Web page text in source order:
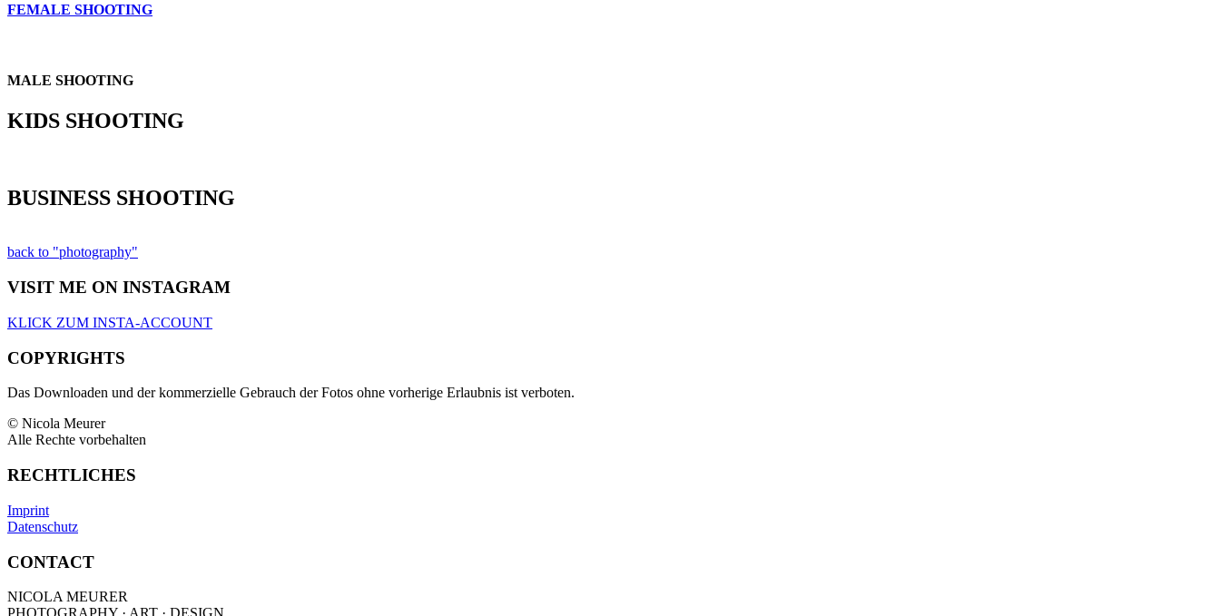
FEMALE SHOOTING
MALE SHOOTING
KIDS SHOOTING
BUSINESS SHOOTING
back to "photography"
VISIT ME ON INSTAGRAM
KLICK ZUM INSTA-ACCOUNT
COPYRIGHTS
Das Downloaden und der kommerzielle Gebrauch der Fotos ohne vorherige Erlaubnis ist verboten.
© Nicola Meurer
Alle Rechte vorbehalten
RECHTLICHES
Imprint
Datenschutz
CONTACT
NICOLA MEURER